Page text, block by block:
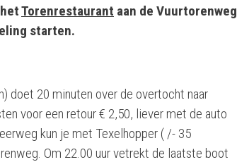
Torenrestaurant aan de Vuurtorenweg
starten.
doet 20 minuten over de overtocht naar
voor een retour € 2,50, liever met de auto
kun je met Texelhopper ( /- 35
Om 22.00 uur vetrekt de laatste boot